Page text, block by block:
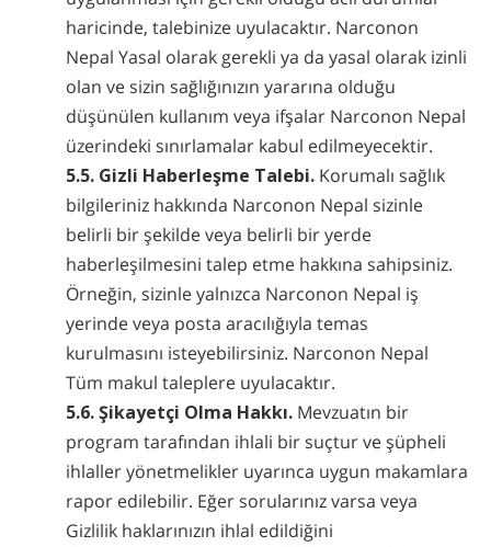
haricinde, talebinize uyulacaktır. Narconon
Nepal Yasal olarak gerekli ya da yasal olarak izinli
olan ve sizin sağlığınızın yararına olduğu
düşünülen kullanım veya ifşalar Narconon Nepal
üzerindeki sınırlamalar kabul edilmeyecektir.
5.5. Gizli Haberleşme Talebi. Korumalı sağlık
bilgileriniz hakkında Narconon Nepal sizinle
belirli bir şekilde veya belirli bir yerde
haberleşilmesini talep etme hakkına sahipsiniz.
Örneğin, sizinle yalnızca Narconon Nepal iş
yerinde veya posta aracılığıyla temas
kurulmasını isteyebilirsiniz. Narconon Nepal
Tüm makul taleplere uyulacaktır.
5.6. Şikayetçi Olma Hakkı. Mevzuatın bir
program tarafından ihlali bir suçtur ve şüpheli
ihlaller yönetmelikler uyarınca uygun makamlara
rapor edilebilir. Eğer sorularınız varsa veya
Gizlilik haklarınızın ihlal edildiğini